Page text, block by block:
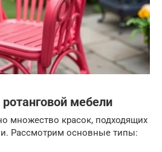
мебели
множество красок, подходящих
Рассмотрим основные типы: